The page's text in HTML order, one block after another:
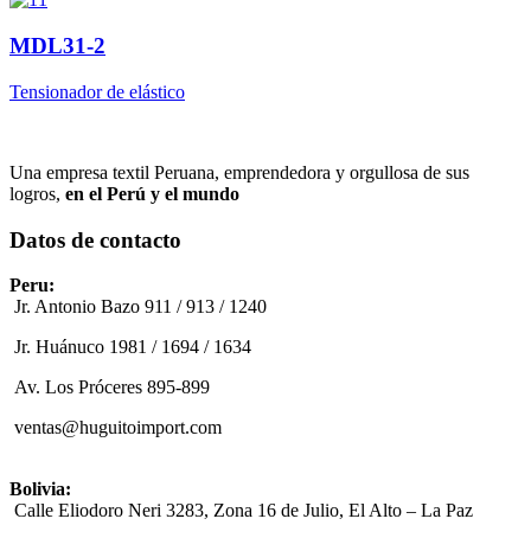
MDL31-2
Tensionador de elástico
Una empresa textil Peruana, emprendedora y orgullosa de sus
logros, en el Perú y el mundo
Datos de contacto
Peru:
Jr. Antonio Bazo 911 / 913 / 1240
Jr. Huánuco 1981 / 1694 / 1634
Av. Los Próceres 895-899
ventas@huguitoimport.com
Bolivia:
Calle Eliodoro Neri 3283, Zona 16 de Julio, El Alto – La Paz